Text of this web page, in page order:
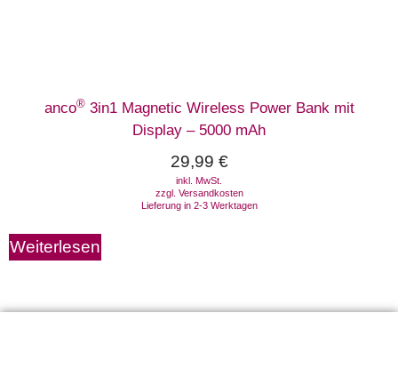
anco®3in1 Magnetic Wireless Power Bank mit
Display – 5000 mAh
29,99 €
inkl. MwSt.
zzgl. Versandkosten
Lieferung in 2-3 Werktagen
Weiterlesen